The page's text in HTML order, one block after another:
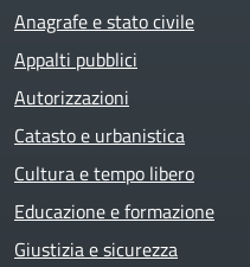
Anagrafe e stato civile
Appalti pubblici
Autorizzazioni
Catasto e urbanistica
Cultura e tempo libero
Educazione e formazione
Giustizia e sicurezza